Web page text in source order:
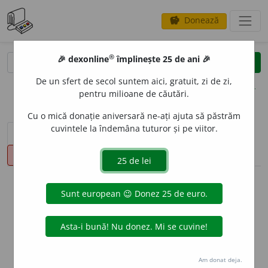
savings Donează
clear
opțiuni
sinteza definițiilor (1) definiții (7)
declinări
info
Aceste definiții sunt compilate de
echipa dexonline. Definițiile
originale se află pe filadefiniții.
Puteți reordona filele pe pagina de
🎉 dexonline® împlinește 25 de ani 🎉
De un sfert de secol suntem aici, gratuit, zi de zi,
pentru milioane de căutări.
Cu o mică donație aniversară ne-ați ajuta să păstrăm
cuvintele la îndemâna tuturor și pe viitor.
Am donat deja.